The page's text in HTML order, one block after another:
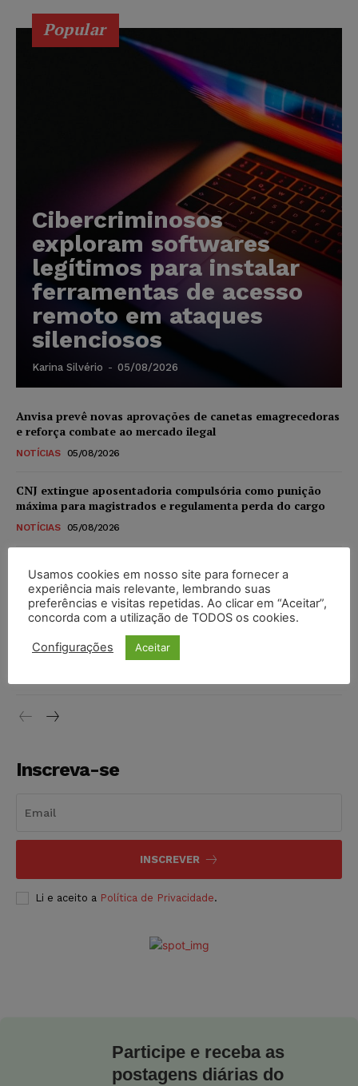
Popular
Cibercriminosos
exploram softwares
legítimos para instalar
ferramentas de acesso
remoto em ataques
silenciosos
Karina Silvério - 05/08/2026
Anvisa prevê novas aprovações de canetas emagrecedoras
e reforça combate ao mercado ilegal
NOTÍCIAS 05/08/2026
CNJ extingue aposentadoria compulsória como punição
máxima para magistrados e regulamenta perda do cargo
NOTÍCIAS 05/08/2026
Moraes contra senador Alessandro Vieira
NOTÍCIAS 05/08/2026
Conselho Nacional de Justiça determina afastamento da
juíza Gabriela Hardt por dois anos
Inscreva-se
INSCREVER
Li e aceito a Política de Privacidade.
Participe e receba as
postagens diárias do
Usamos cookies em nosso site para fornecer a
experiência mais relevante, lembrando suas
preferências e visitas repetidas. Ao clicar em “Aceitar”,
concorda com a utilização de TODOS os cookies.
Configurações Aceitar